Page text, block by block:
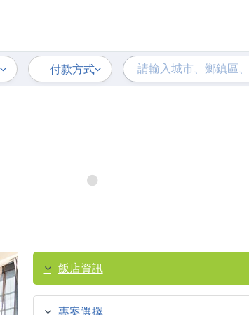
付款方式
飯店資訊
專案選擇